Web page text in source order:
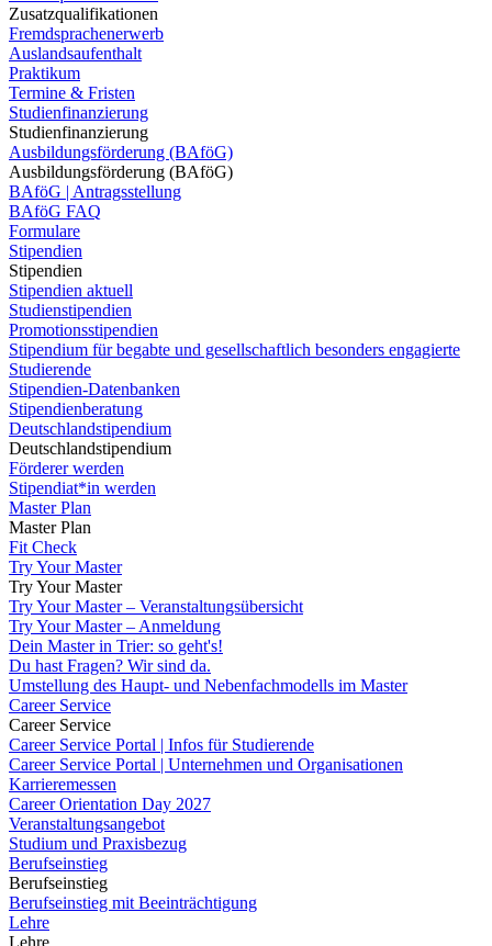
Zusatzqualifikationen
Fremdsprachenerwerb
Auslandsaufenthalt
Praktikum
Termine & Fristen
Studienfinanzierung
Studienfinanzierung
Ausbildungsförderung (BAföG)
Ausbildungsförderung (BAföG)
BAföG | Antragsstellung
BAföG FAQ
Formulare
Stipendien
Stipendien
Stipendien aktuell
Studienstipendien
Promotionsstipendien
Stipendium für begabte und gesellschaftlich besonders engagierte
Studierende
Stipendien-Datenbanken
Stipendienberatung
Deutschlandstipendium
Deutschlandstipendium
Förderer werden
Stipendiat*in werden
Master Plan
Master Plan
Fit Check
Try Your Master
Try Your Master
Try Your Master – Veranstaltungsübersicht
Try Your Master – Anmeldung
Dein Master in Trier: so geht's!
Du hast Fragen? Wir sind da.
Umstellung des Haupt- und Nebenfachmodells im Master
Career Service
Career Service
Career Service Portal | Infos für Studierende
Career Service Portal | Unternehmen und Organisationen
Karrieremessen
Career Orientation Day 2027
Veranstaltungsangebot
Studium und Praxisbezug
Berufseinstieg
Berufseinstieg
Berufseinstieg mit Beeinträchtigung
Lehre
Lehre